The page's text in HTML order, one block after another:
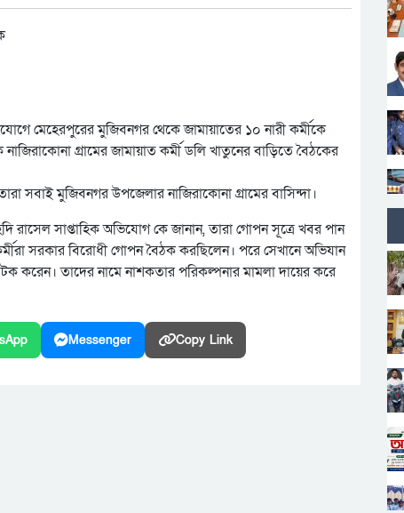
মেহেরপুরের মুজিবনগর থেকে জামায়াতের ১০ নারী কর্মীকে
গ্রামের জামায়াত কর্মী ডলি খাতুনের বাড়িতে বৈঠকের
সবাই মুজিবনগর উপজেলার নাজিরাকোনা গ্রামের বাসিন্দা।
রাসেল সাপ্তাহিক অভিযোগ কে জানান, তারা গোপন সূত্রে খবর পান
সরকার বিরোধী গোপন বৈঠক করছিলেন। পরে সেখানে অভিযান
করেন। তাদের নামে নাশকতার পরিকল্পনার মামলা দায়ের করে
Messenger Copy Link